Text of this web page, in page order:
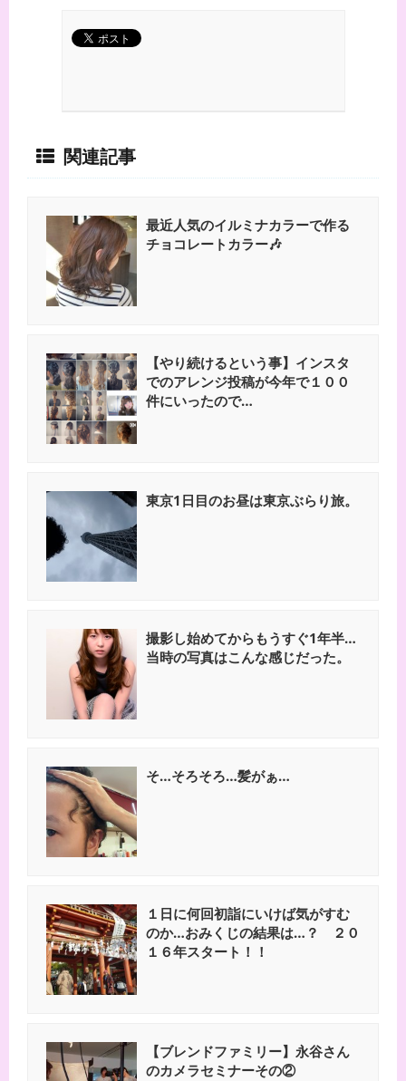
関連記事
最近人気のイルミナカラーで作る
チョコレートカラー🎶
【やり続けるという事】インスタ
でのアレンジ投稿が今年で１００
件にいったので…
東京1日目のお昼は東京ぶらり旅。
撮影し始めてからもうすぐ1年半…
当時の写真はこんな感じだった。
そ…そろそろ…髪がぁ…
１日に何回初詣にいけば気がすむ
のか…おみくじの結果は…？ ２０
１６年スタート！！
【ブレンドファミリー】永谷さん
のカメラセミナーその②